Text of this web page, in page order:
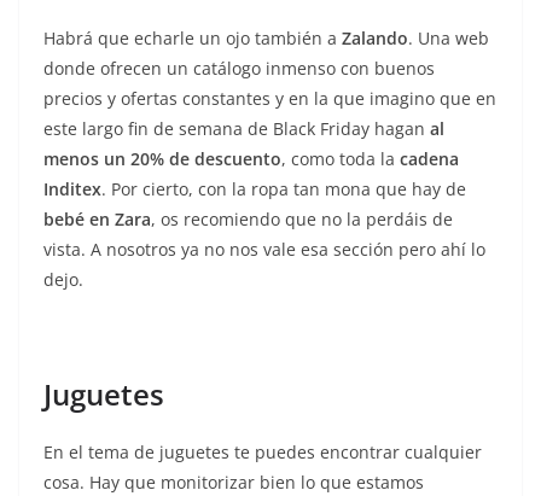
Habrá que echarle un ojo también a Zalando. Una web
donde ofrecen un catálogo inmenso con buenos
precios y ofertas constantes y en la que imagino que en
este largo fin de semana de Black Friday hagan al
menos un 20% de descuento, como toda la cadena
Inditex. Por cierto, con la ropa tan mona que hay de
bebé en Zara, os recomiendo que no la perdáis de
vista. A nosotros ya no nos vale esa sección pero ahí lo
dejo.
Juguetes
En el tema de juguetes te puedes encontrar cualquier
cosa. Hay que monitorizar bien lo que estamos